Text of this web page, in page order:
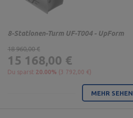
18 960,00 €
15 168,00 €
Du sparst 20.00% (3 792,00 €)
8-Stationen-Turm UF-T004 - UpForm
MEHR SEHEN